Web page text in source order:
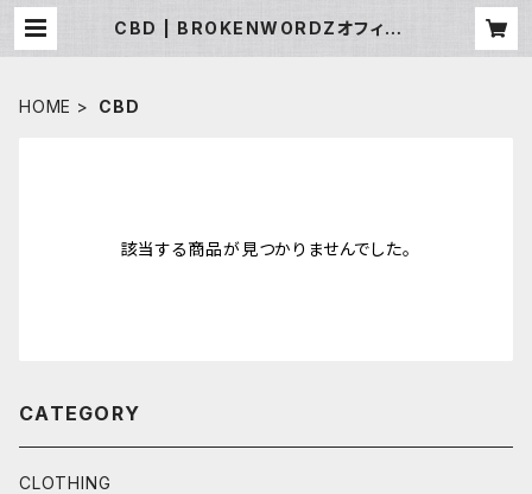
CBD | BROKENWORDZオフィシャ
HOME CBD
該当する商品が見つかりませんでした。
CATEGORY
CLOTHING